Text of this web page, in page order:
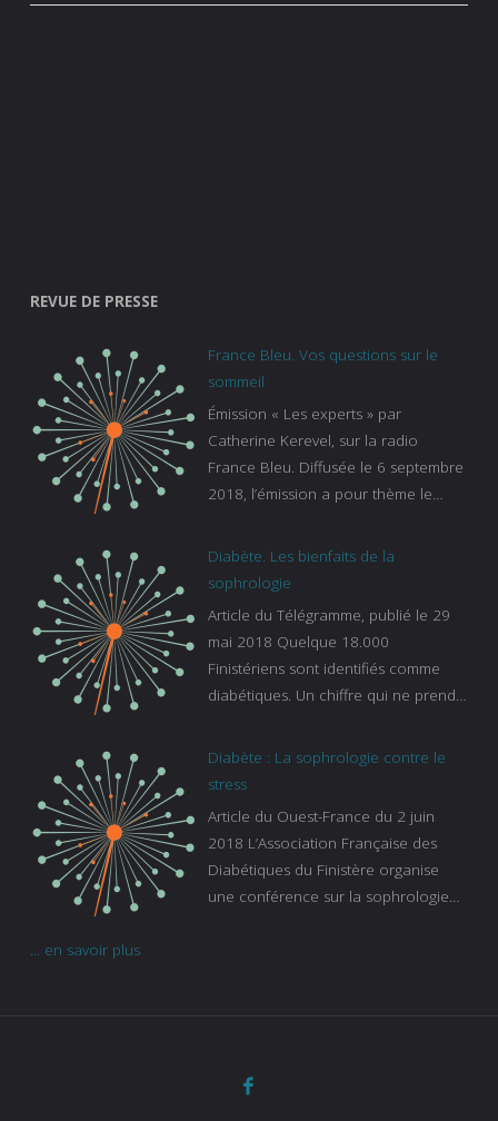
REVUE DE PRESSE
France Bleu. Vos questions sur le
sommeil
Émission « Les experts » par
Catherine Kerevel, sur la radio
France Bleu. Diffusée le 6 septembre
2018, l’émission a pour thème le
bleu :
https://www.francebleu.fr/emissions/l
sur-le-sommeil
Diabète. Les bienfaits de la
sophrologie
Article du Télégramme, publié le 29
mai 2018 Quelque 18.000
Finistériens sont identifiés comme
diabétiques. Un chiffre qui ne prend
s’ignorent. « C’est une pathologie qui
continue à augmenter, souligne
de la Caisse primaire d’assurance-
maladie. C’est aussi une pathologie
qui peut être handicapante et coûte
cher quand on sait que 37 % des
d’autant que le diabète
Diabète : La sophrologie contre le
stress
Article du Ouest-France du 2 juin
2018 L’Association Française des
Diabétiques du Finistère organise
une conférence sur la sophrologie
... en savoir plus